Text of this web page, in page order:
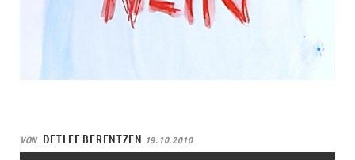
VON DETLEF BERENTZEN 19.10.2010